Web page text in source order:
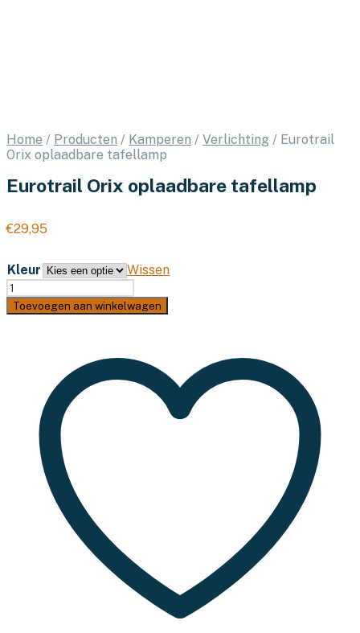
Home / Producten / Kamperen / Verlichting / Eurotrail
Orix oplaadbare tafellamp
Eurotrail Orix oplaadbare tafellamp
€29,95
Kleur
Wissen
Eurotrail
Orix
oplaadbare
Toevoegen aan winkelwagen